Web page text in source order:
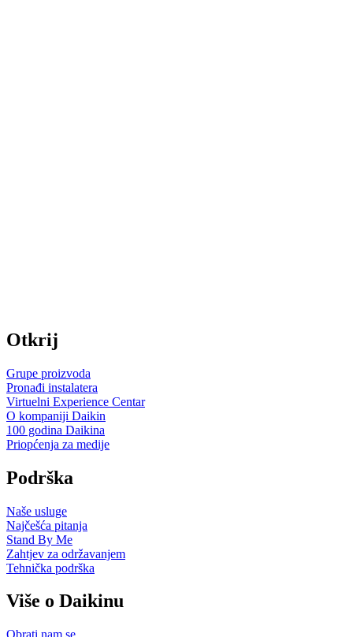
Otkrij
Grupe proizvoda
Pronađi instalatera
Virtuelni Experience Centar
O kompaniji Daikin
100 godina Daikina
Priopćenja za medije
Podrška
Naše usluge
Najčešća pitanja
Stand By Me
Zahtjev za održavanjem
Tehnička podrška
Više o Daikinu